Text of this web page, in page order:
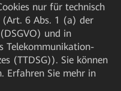
nur für technisch
(Art. 6 Abs. 1 (a) der
und in
Telekommunikation-
(TTDSG)). Sie können
Erfahren Sie mehr in